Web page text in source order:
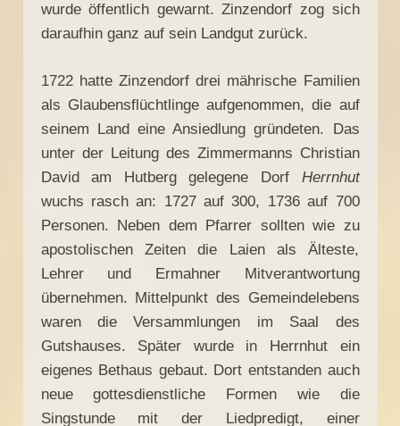
wurde öffentlich gewarnt. Zinzendorf zog sich
daraufhin ganz auf sein Landgut zurück.
1722 hatte Zinzendorf drei mährische Familien
als Glaubensflüchtlinge aufgenommen, die auf
seinem Land eine Ansiedlung gründeten. Das
unter der Leitung des Zimmermanns Christian
David am Hutberg gelegene Dorf Herrnhut
wuchs rasch an: 1727 auf 300, 1736 auf 700
Personen. Neben dem Pfarrer sollten wie zu
apostolischen Zeiten die Laien als Älteste,
Lehrer und Ermahner Mitverantwortung
übernehmen. Mittelpunkt des Gemeindelebens
waren die Versammlungen im Saal des
Gutshauses. Später wurde in Herrnhut ein
eigenes Bethaus gebaut. Dort entstanden auch
neue gottesdienstliche Formen wie die
Singstunde mit der Liedpredigt, einer